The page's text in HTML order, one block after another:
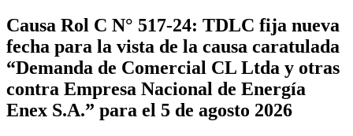
Causa Rol C N° 517-24: TDLC fija nueva
fecha para la vista de la causa caratulada
“Demanda de Comercial CL Ltda y otras
contra Empresa Nacional de Energía
Enex S.A.” para el 5 de agosto 2026